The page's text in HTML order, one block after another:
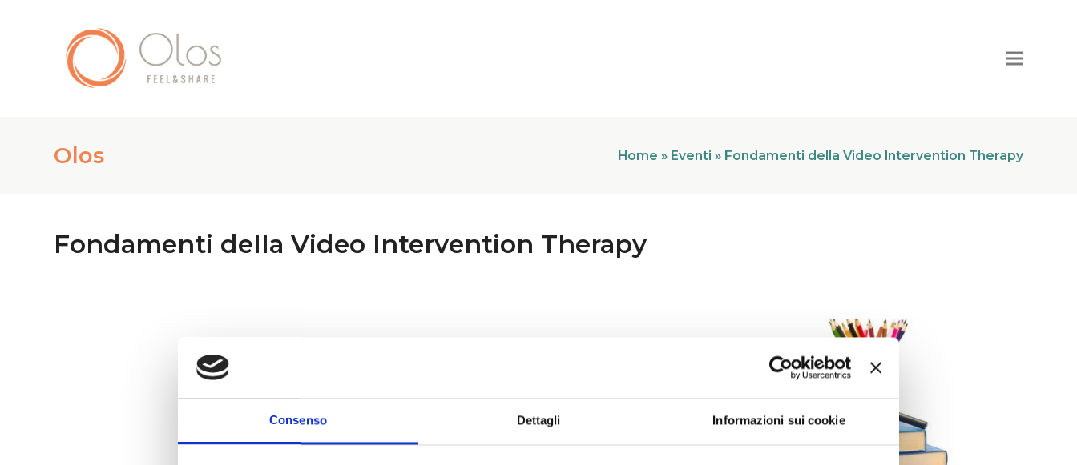
Consenso Dettagli Informazioni sui cookie
Olos Home » Eventi » Fondamenti della Video Intervention Therapy
Fondamenti della Video Intervention Therapy